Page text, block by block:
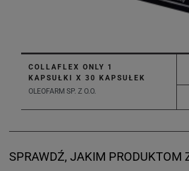
COLLAFLEX ONLY 1
KAPSUŁKI X 30 KAPSUŁEK
OLEOFARM SP. Z O.O.
SPRAWDŹ, JAKIM PRODUKTOM